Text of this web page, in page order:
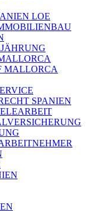
LOE
MALLORCA
SPANIEN